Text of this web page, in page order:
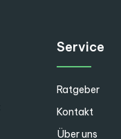
Service
Ratgeber
Kontakt
Über uns